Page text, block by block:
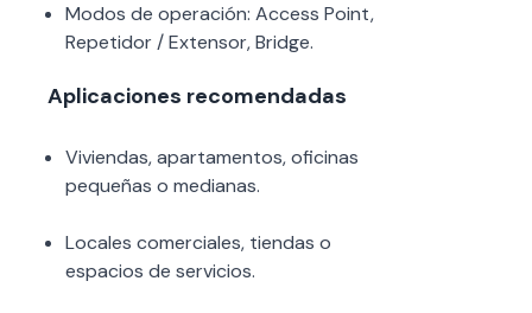
Modos de operación: Access Point,
Repetidor / Extensor, Bridge.
Aplicaciones recomendadas
Viviendas, apartamentos, oficinas
pequeñas o medianas.
Locales comerciales, tiendas o
espacios de servicios.